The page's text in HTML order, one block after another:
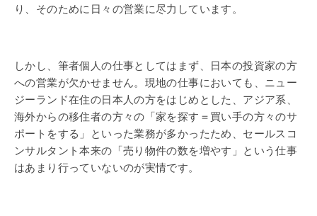
り、そのために日々の営業に尽力しています。
しかし、筆者個人の仕事としてはまず、日本の投資家の方
への営業が欠かせません。現地の仕事においても、ニュー
ジーランド在住の日本人の方をはじめとした、アジア系、
海外からの移住者の方々の「家を探す＝買い手の方々のサ
ポートをする」といった業務が多かったため、セールスコ
ンサルタント本来の「売り物件の数を増やす」という仕事
はあまり行っていないのが実情です。